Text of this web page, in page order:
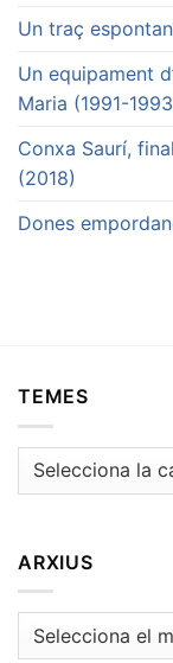
Un traç
Un equipament
Maria (1991-
Conxa Saurí,
(2018)
Dones
TEMES
Temes
ARXIUS
Arxius